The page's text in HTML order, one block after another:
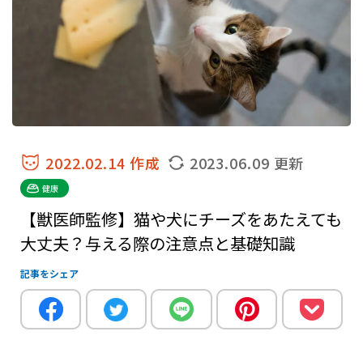
2022.02.14 作成 2023.06.09 更新
健康
【獣医師監修】猫や犬にチーズをあたえても
大丈夫？与える際の注意点と基礎知識
記事をシェア